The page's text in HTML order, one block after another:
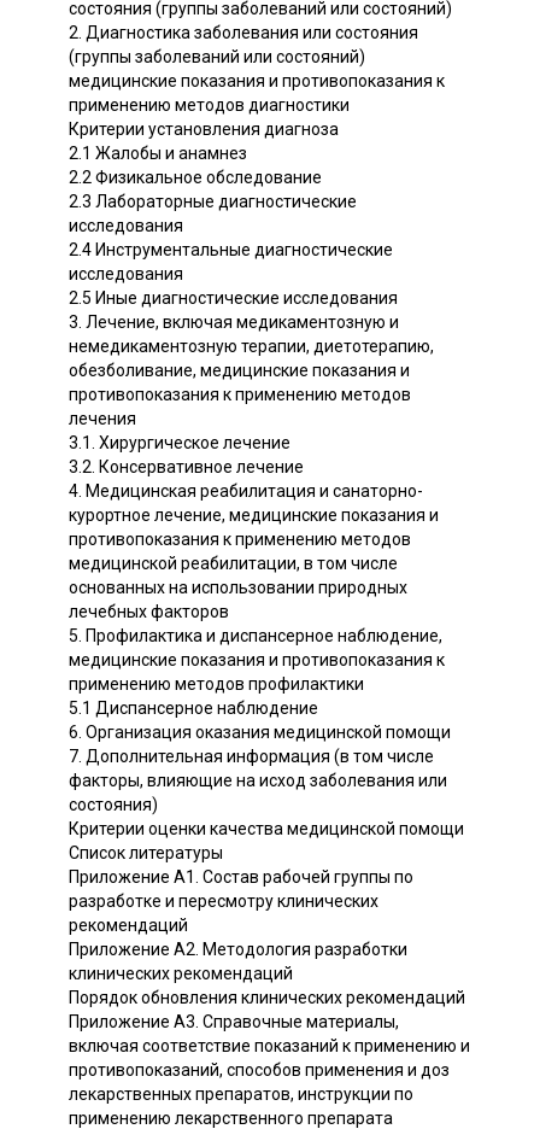
состояния (группы заболеваний или состояний)
2. Диагностика заболевания или состояния
(группы заболеваний или состояний)
медицинские показания и противопоказания к
применению методов диагностики
Критерии установления диагноза
2.1 Жалобы и анамнез
2.2 Физикальное обследование
2.3 Лабораторные диагностические
исследования
2.4 Инструментальные диагностические
исследования
2.5 Иные диагностические исследования
3. Лечение, включая медикаментозную и
немедикаментозную терапии, диетотерапию,
обезболивание, медицинские показания и
противопоказания к применению методов
лечения
3.1. Хирургическое лечение
3.2. Консервативное лечение
4. Медицинская реабилитация и санаторно-
курортное лечение, медицинские показания и
противопоказания к применению методов
медицинской реабилитации, в том числе
основанных на использовании природных
лечебных факторов
5. Профилактика и диспансерное наблюдение,
медицинские показания и противопоказания к
применению методов профилактики
5.1 Диспансерное наблюдение
6. Организация оказания медицинской помощи
7. Дополнительная информация (в том числе
факторы, влияющие на исход заболевания или
состояния)
Критерии оценки качества медицинской помощи
Список литературы
Приложение А1. Состав рабочей группы по
разработке и пересмотру клинических
рекомендаций
Приложение А2. Методология разработки
клинических рекомендаций
Порядок обновления клинических рекомендаций
Приложение А3. Справочные материалы,
включая соответствие показаний к применению и
противопоказаний, способов применения и доз
лекарственных препаратов, инструкции по
применению лекарственного препарата